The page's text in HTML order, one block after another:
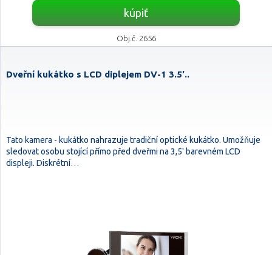
kúpiť
Obj.č. 2656
Dveřní kukátko s LCD diplejem DV-1 3.5'..
Tato kamera - kukátko nahrazuje tradiční optické kukátko. Umožňuje
sledovat osobu stojící přímo před dveřmi na 3,5' barevném LCD
displeji. Diskrétní…